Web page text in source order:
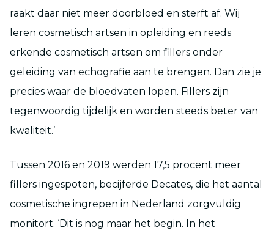
raakt daar niet meer doorbloed en sterft af. Wij
leren cosmetisch artsen in opleiding en reeds
erkende cosmetisch artsen om fillers onder
geleiding van echografie aan te brengen. Dan zie je
precies waar de bloedvaten lopen. Fillers zijn
tegenwoordig tijdelijk en worden steeds beter van
kwaliteit.’
Tussen 2016 en 2019 werden 17,5 procent meer
fillers ingespoten, becijferde Decates, die het aantal
cosmetische ingrepen in Nederland zorgvuldig
monitort. ‘Dit is nog maar het begin. In het